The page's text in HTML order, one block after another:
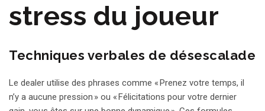
stress du joueur
Techniques verbales de désescalade
Le dealer utilise des phrases comme « Prenez votre temps, il
n’y a aucune pression » ou « Félicitations pour votre dernier